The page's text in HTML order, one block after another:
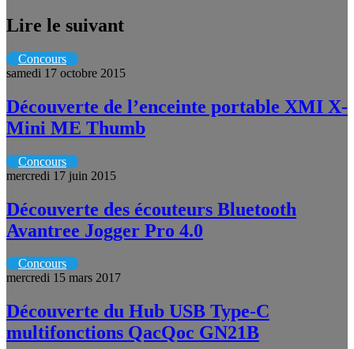
Lire le suivant
Concours
samedi 17 octobre 2015
Découverte de l’enceinte portable XMI X-
Mini ME Thumb
Concours
mercredi 17 juin 2015
Découverte des écouteurs Bluetooth
Avantree Jogger Pro 4.0
Concours
mercredi 15 mars 2017
Découverte du Hub USB Type-C
multifonctions QacQoc GN21B